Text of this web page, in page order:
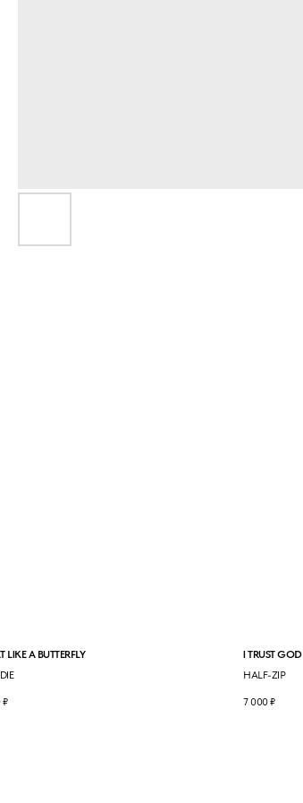
LIKE A BUTTERFLY
₽
I TRUST GOD
HALF-ZIP
7 000₽